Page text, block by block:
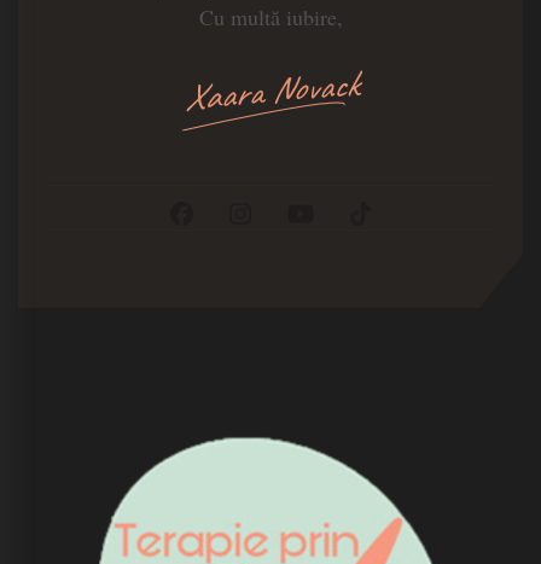
Cu multă iubire,
Xaara Novack